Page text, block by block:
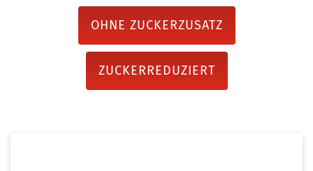
OHNE ZUCKERZUSATZ
ZUCKERREDUZIERT